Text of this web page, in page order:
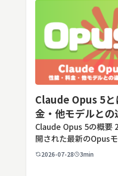
Claude Opus 5と
金・他モデルと
すく解説
Claude Opus 5の概要
開された最新のOpus
5は、米国のAI企業
2026-07-28 3min